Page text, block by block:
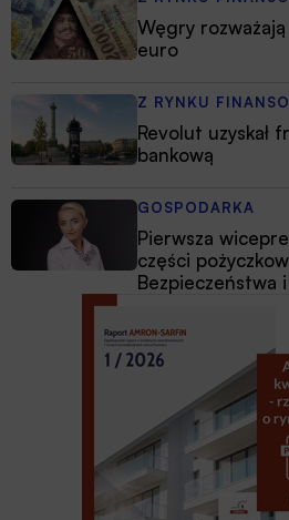
Węgry
euro
Z RYNKU
Revolut uzyskał
bankową
GOSPODARKA
Pierwsza
części
Bezpieczeństwa